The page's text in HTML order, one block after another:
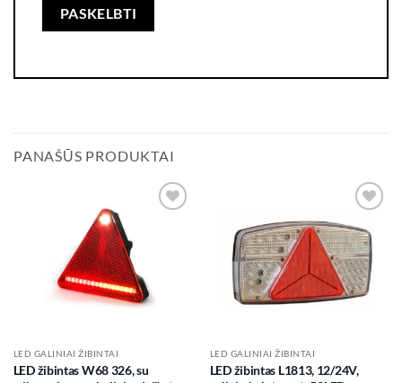
PANAŠŪS PRODUKTAI
LED GALINIAI ŽIBINTAI
LED žibintas W68 326, su
wishlist
LED GALINIAI ŽIBINTAI
LED žibintas L1813, 12/24V,